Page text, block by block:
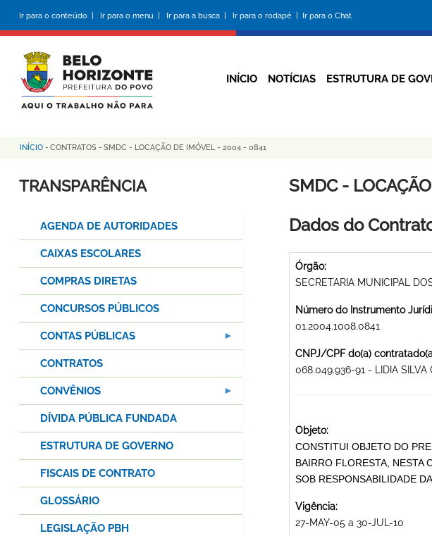
conteúdo
principal
Ir para o conteúdo | Ir para o menu | Ir para a busca | Ir para o rodapé | Ir para o Chat
da
INÍCIO NOTÍCIAS ESTRUTURA DE
Trilha
de
INÍCIO - CONTRATOS - SMDC - LOCAÇÃO DE IMÓVEL - 2004 - 0841
SMDC -
Dados do
Órgão:
SECRETARIA MUNICIPAL
Número do Instrumento
01.2004.1008.0841
CNPJ/CPF do(a)
068.049.936-91 - LIDIA SILVA
Objeto:
CONSTITUI OBJETO DO
BAIRRO FLORESTA, NESTA
SOB RESPONSABILIDADE
Vigência:
27-MAY-05 a 30-JUL-10
TRANSPARÊNCIA
AGENDA DE AUTORIDADES
CAIXAS ESCOLARES
COMPRAS DIRETAS
CONCURSOS PÚBLICOS
CONTAS PÚBLICAS
CONTRATOS
CONVÊNIOS
DÍVIDA PÚBLICA FUNDADA
ESTRUTURA DE GOVERNO
FISCAIS DE CONTRATO
GLOSSÁRIO
LEGISLAÇÃO PBH